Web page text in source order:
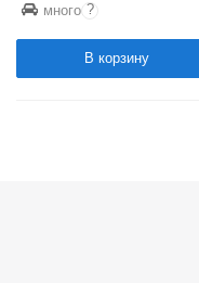
много ?
В корзину